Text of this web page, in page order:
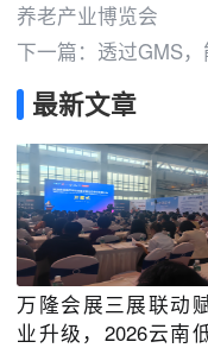
养老产业博览会
下一篇： 透过GMS
最新文章
万隆会展三展联动
业升级，2026云南